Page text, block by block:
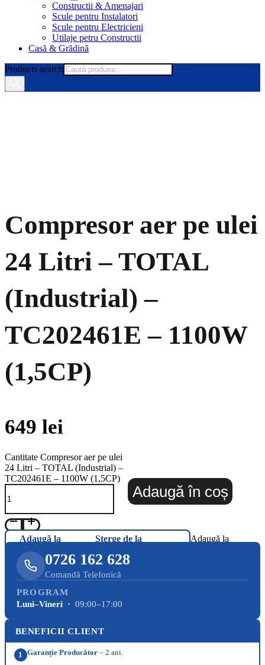
Constructii & Amenajari
Scule pentru Instalatori
Scule pentru Electricieni
Utilaje petru Constructii
Casă & Grădină
Products search
Compresor aer pe ulei
24 Litri – TOTAL
(Industrial) –
TC202461E – 1100W
(1,5CP)
649 lei
Cantitate Compresor aer pe ulei
24 Litri – TOTAL (Industrial) –
TC202461E – 1100W (1,5CP)
Adaugă în coș
Adaugă la
Favorite
Șterge de la
Adaugă la
0726 162 628
Comandă Telefonică
PROGRAM
Luni–Vineri · 09:00–17:00
BENEFICII CLIENT
1 Garanție Producător– 2 ani.